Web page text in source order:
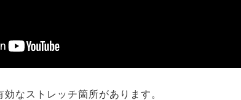
なストレッチ箇所があります。